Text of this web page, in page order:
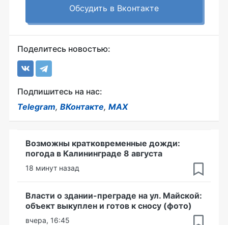
Обсудить в Вконтакте
Поделитесь новостью:
Подпишитесь на нас:
Telegram, ВКонтакте, MAX
Возможны кратковременные дожди:
погода в Калининграде 8 августа
18 минут назад
Власти о здании-преграде на ул. Майской:
объект выкуплен и готов к сносу (фото)
вчера, 16:45